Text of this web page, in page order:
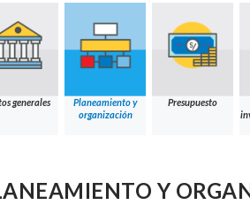
generales
Planeamiento y
organización
Presupuesto
Y